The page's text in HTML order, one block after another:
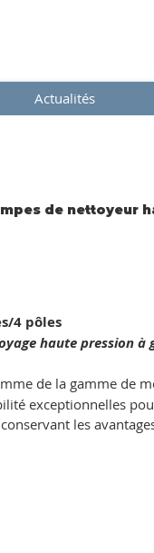
Actualités
de nettoyeur
4 pôles
haute pression à
de la gamme de
exceptionnelles
les